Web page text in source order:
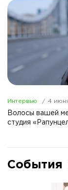
Интервью 4
Волосы вашей
студия
События